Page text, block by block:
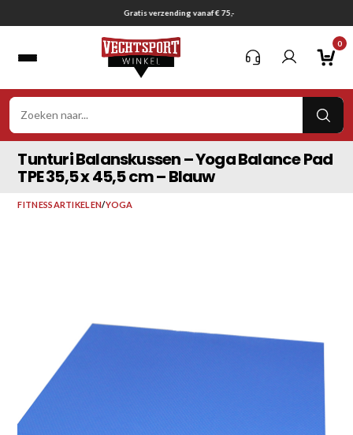
naar
Gratis verzending vanaf € 75,-
0
Tunturi Balanskussen – Yoga Balance Pad
TPE 35,5 x 45,5 cm – Blauw
FITNESSARTIKELEN/YOGA